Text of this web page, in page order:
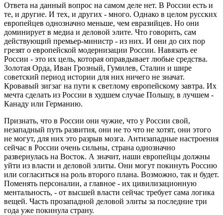
Ответа на данный вопрос на самом деле нет. В России есть и
те, и другие. И тех, и других - много. Однако в целом русских
европейцев однозначно меньше, чем евразийцев. Но они
доминирует в медиа и деловой элите. Что говорить, сам
действующий премьер-министр - из них. И они до сих пор
грезят о европейской модернизации России. Навязать ее
России - это их цель, которая оправдывает любые средства.
Золотая Орда, Иван Грозный, Гумилев, Сталин и шире
советский период истории для них ничего не значат.
Кровавый зигзаг на пути к светлому европейскому завтра. Их
мечта сделать из России в худшем случае Польшу, в лучшем -
Канаду или Германию.
Признать, что в России они чужие, что у России свой,
незападный путь развития, они не то что не хотят, они этого
не могут, для них это разрыв мозга. Антизападные настроения
сейчас в России очень сильны, страна однозначно
развернулась на Восток. А значит, наши европейцы должны
уйти из власти и деловой элиты. Они могут покинуть Россию
или согласиться на роль второго плана. Возможно, так и будет.
Поменять персоналии, а главное - их цивилизационную
ментальность, - от высшей власти сейчас требует сама логика
вещей. Часть прозападной деловой элиты за последние три
года уже покинула страну.